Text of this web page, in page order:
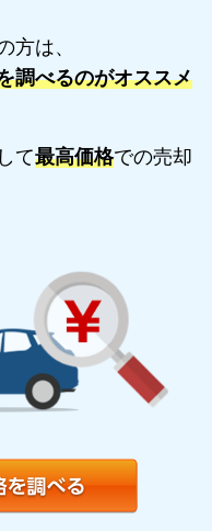
方は、
調べるのがオススメ
て最高価格での売却